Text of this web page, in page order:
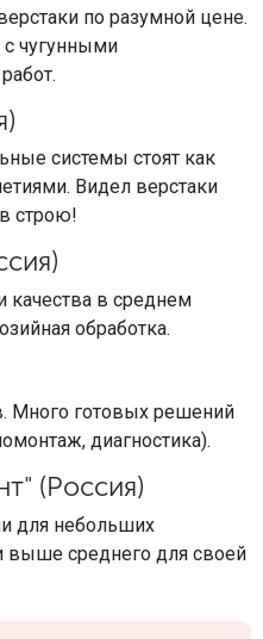
по разумной цене.
чугунными
системы стоят как
Видел верстаки
строю!
в среднем
обработка.
Много готовых решений
диагностика).
(Россия)
для небольших
выше среднего для своей